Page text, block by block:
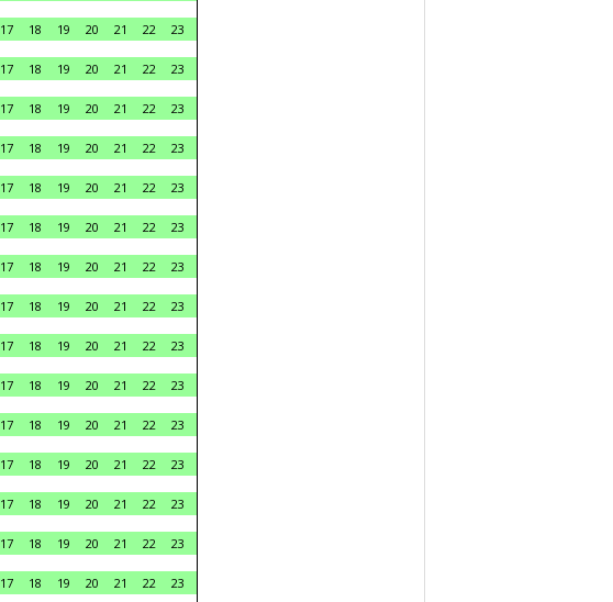
17 18 19 20 21 22
23
17 18 19 20 21 22
23
17 18 19 20 21 22
23
17 18 19 20 21 22
23
17 18 19 20 21 22
23
17 18 19 20 21 22
23
17 18 19 20 21 22
23
17 18 19 20 21 22
23
17 18 19 20 21 22
23
17 18 19 20 21 22
23
17 18 19 20 21 22
23
17 18 19 20 21 22
23
17 18 19 20 21 22
23
17 18 19 20 21 22
23
17 18 19 20 21 22
23